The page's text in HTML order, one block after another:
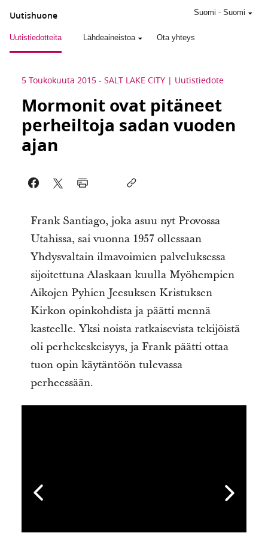
Uutishuone
Uutistiedotteita Lähdeaineistoa Ota yhteys
Suomi - Suomi
5 Toukokuuta 2015 - SALT LAKE CITY Uutistiedote
Mormonit ovat pitäneet
perheiltoja sadan vuoden
ajan
Frank Santiago, joka asuu nyt Provossa
Utahissa, sai vuonna 1957 ollessaan
Yhdysvaltain ilmavoimien palveluksessa
sijoitettuna Alaskaan kuulla Myöhempien
Aikojen Pyhien Jeesuksen Kristuksen
Kirkon opinkohdista ja päätti mennä
kasteelle. Yksi noista ratkaisevista tekijöistä
oli perhekeskeisyys, ja Frank päätti ottaa
tuon opin käytäntöön tulevassa
perheessään.